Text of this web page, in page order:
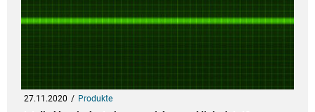
27.11.2020 Produkte